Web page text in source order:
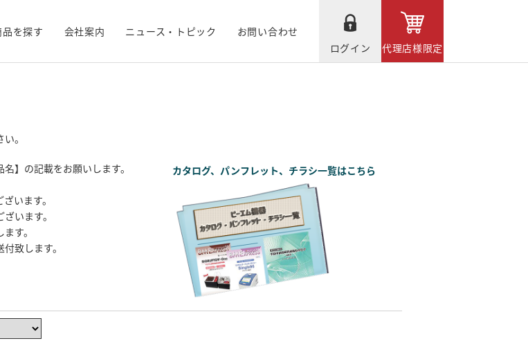
品を探す 会社案内 ニュース・トピック
お問い合わせ
ログイン
代理店様限定
。
】の記載をお願いします。
います。
います。
す。
致します。
カタログ、パンフレット、チラシ一覧はこちら